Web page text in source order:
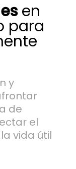
en
para
y
de
el
vida útil